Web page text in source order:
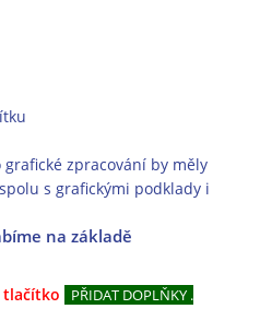
zpracování by měly
s grafickými podklady i
na základě
tlačítko PŘIDAT DOPLŇKY .